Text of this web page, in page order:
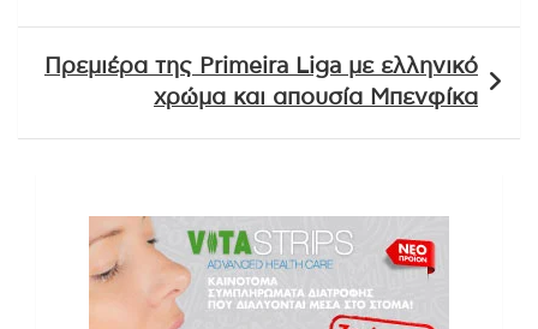
Πρεμιέρα της Primeira Liga με ελληνικό
χρώμα και απουσία Μπενφίκα